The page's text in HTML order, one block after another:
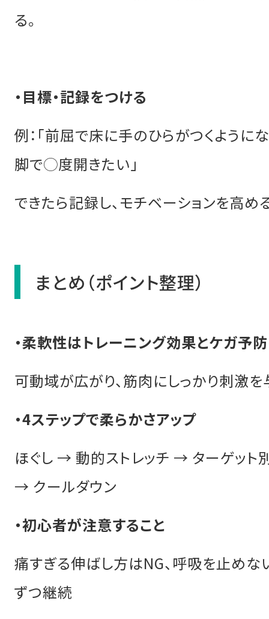
る。
・目標・記録をつける
例：「前屈で床に手のひらがつくようにな
脚で◯度開きたい」
できたら記録し、モチベーションを高め
まとめ（ポイント整理）
・柔軟性はトレーニング効果とケガ予
可動域が広がり、筋肉にしっかり刺激
・4ステップで柔らかさアップ
ほぐし → 動的ストレッチ → ターゲット
→ クールダウン
・初心者が注意すること
痛すぎる伸ばし方はNG、呼吸を止めな
ずつ継続